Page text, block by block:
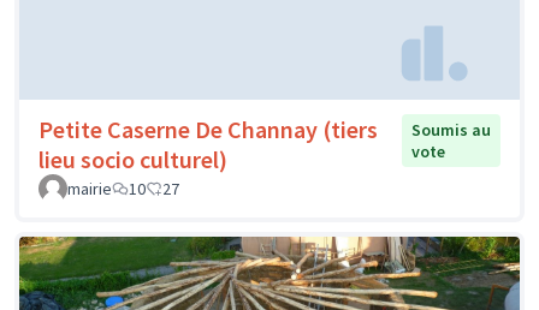
Petite Caserne De Channay (tiers
lieu socio culturel)
Soumis au
vote
mairie
10 27